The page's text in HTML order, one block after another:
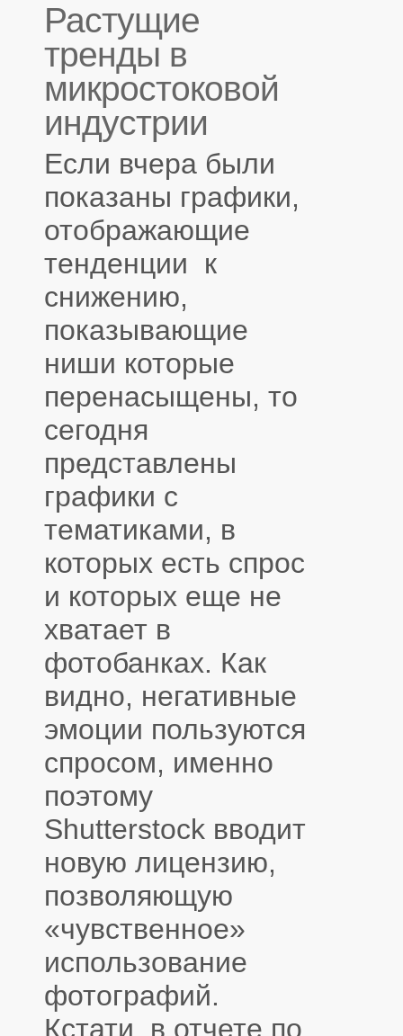
Растущие
тренды в
микростоковой
индустрии
Если вчера были
показаны графики,
отображающие
тенденции к
снижению,
показывающие
ниши которые
перенасыщены, то
сегодня
представлены
графики с
тематиками, в
которых есть спрос
и которых еще не
хватает в
фотобанках. Как
видно, негативные
эмоции пользуются
спросом, именно
поэтому
Shutterstock вводит
новую лицензию,
позволяющую
«чувственное»
использование
фотографий.
Кстати, в отчете по